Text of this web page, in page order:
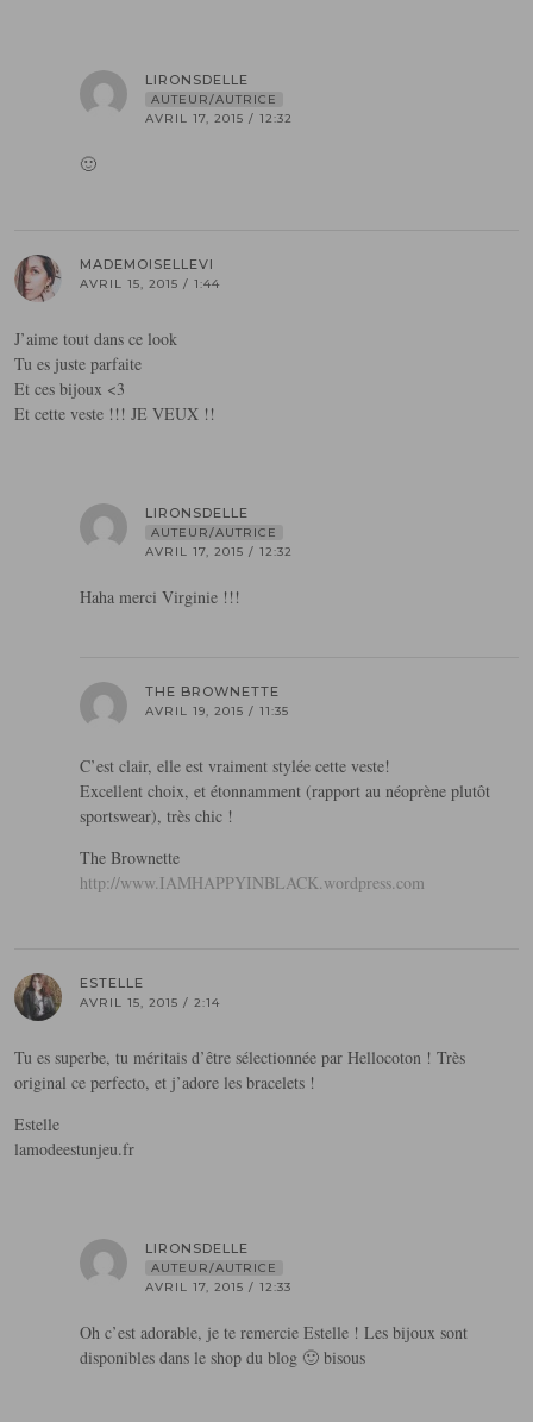
LIRONSDELLE
AUTEUR/AUTRICE
AVRIL 17, 2015 / 12:32
🙂
MADEMOISELLEVI
AVRIL 15, 2015 / 1:44
J’aime tout dans ce look
Tu es juste parfaite
Et ces bijoux <3
Et cette veste !!! JE VEUX !!
LIRONSDELLE
AUTEUR/AUTRICE
AVRIL 17, 2015 / 12:32
Haha merci Virginie !!!
THE BROWNETTE
AVRIL 19, 2015 / 11:35
C’est clair, elle est vraiment stylée cette veste!
Excellent choix, et étonnamment (rapport au néoprène plutôt
sportswear), très chic !
The Brownette
http://www.IAMHAPPYINBLACK.wordpress.com
ESTELLE
AVRIL 15, 2015 / 2:14
Tu es superbe, tu méritais d’être sélectionnée par Hellocoton ! Très
original ce perfecto, et j’adore les bracelets !
Estelle
lamodeestunjeu.fr
LIRONSDELLE
AUTEUR/AUTRICE
AVRIL 17, 2015 / 12:33
Oh c’est adorable, je te remercie Estelle ! Les bijoux sont
disponibles dans le shop du blog 🙂 bisous